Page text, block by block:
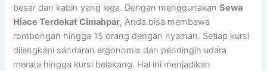
besar dan kabin yang lega. Dengan menggunakanSewa
Hiace Terdekat Cimahpar, Anda bisa membawa
rombongan hingga 15 orang dengan nyaman. Setiap kursi
dilengkapi sandaran ergonomis dan pendingin udara
merata hingga kursi belakang. Hal ini menjadikan